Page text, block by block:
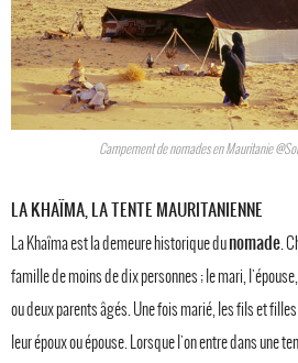
Campement de nomades en Mauritanie
LA KHAÏMA, LA TENTE MAURITANIENNE
La Khaîma est la demeure historique dunomade.
famille de moins de dix personnes ; le mari,
ou deux parents âgés. Une fois marié, les fils et
leur époux ou épouse. Lorsque l'on entre dans une